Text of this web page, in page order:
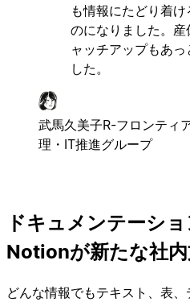
も情報にたどり着
のになりました。
ャッチアップもあっ
した。
武馬久美子R-フロンティ
理・IT推進グループ
ドキュメンテーショ
Notionが新たな社内
どんな情報でもテキスト、表